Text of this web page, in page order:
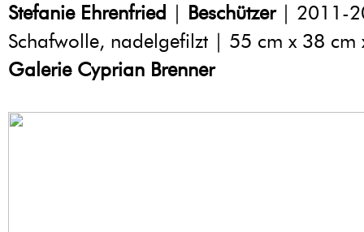
Stefanie Ehrenfried | Beschützer| 2011-
Schafwolle, nadelgefilzt | 55 cm x 38
Galerie Cyprian Brenner